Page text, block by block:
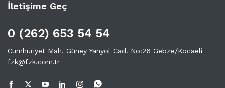
İletişime Geç
0 (262) 653 54 54
Cumhuriyet Mah. Güney Yanyol Cad. No:26 Gebze/Kocaeli
fzk@fzk.com.tr